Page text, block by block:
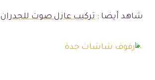
شاهد أيضا : تركيب عازل صوت للجدران